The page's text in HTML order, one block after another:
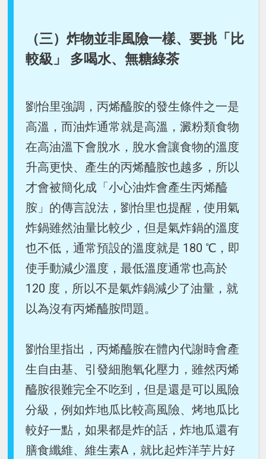
（三）炸物並非風險一樣、要挑「比
較級」 多喝水、無糖綠茶
劉怡里強調，丙烯醯胺的發生條件之一是
高溫，而油炸通常就是高溫，澱粉類食物
在高油溫下會脫水，脫水會讓食物的溫度
升高更快、產生的丙烯醯胺也越多，所以
才會被簡化成「小心油炸會產生丙烯醯
胺」的傳言說法，劉怡里也提醒，使用氣
炸鍋雖然油量比較少，但是氣炸鍋的溫度
也不低，通常預設的溫度就是 180 ℃，即
使手動減少溫度，最低溫度通常也高於
120 度，所以不是氣炸鍋減少了油量，就
以為沒有丙烯醯胺問題。
劉怡里指出，丙烯醯胺在體內代謝時會產
生自由基、引發細胞氧化壓力，雖然丙烯
醯胺很難完全不吃到，但是還是可以風險
分級，例如炸地瓜比較高風險、烤地瓜比
較好一點，如果都是炸的話，炸地瓜還有
膳食纖維、維生素A，就比起炸洋芋片好